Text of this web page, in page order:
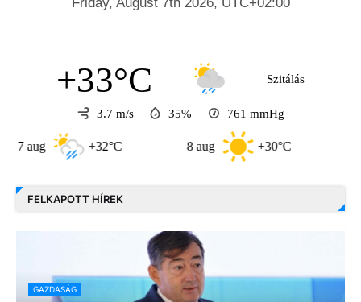
+33°C Szitálás
3.7 m/s 35% 761 mmHg
+32°C +30°C
FELKAPOTT HÍREK
GAZDASÁG